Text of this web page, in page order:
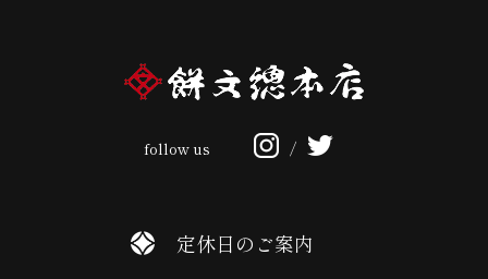
follow us /
定休日のご案内